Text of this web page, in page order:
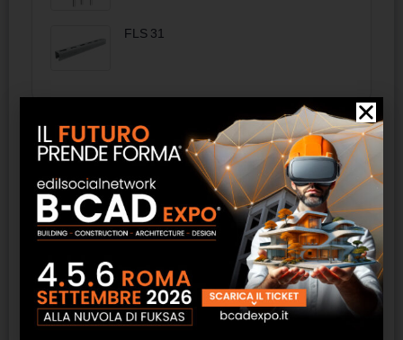
FLS 31
Elenco aziende